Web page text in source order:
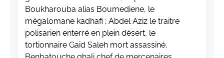
Boukharouba alias Boumediene, le
mégalomane kadhafi ; Abdel Aziz le traitre
polisarien enterré en plein désert, le
tortionnaire Gaid Saleh mort assassiné,